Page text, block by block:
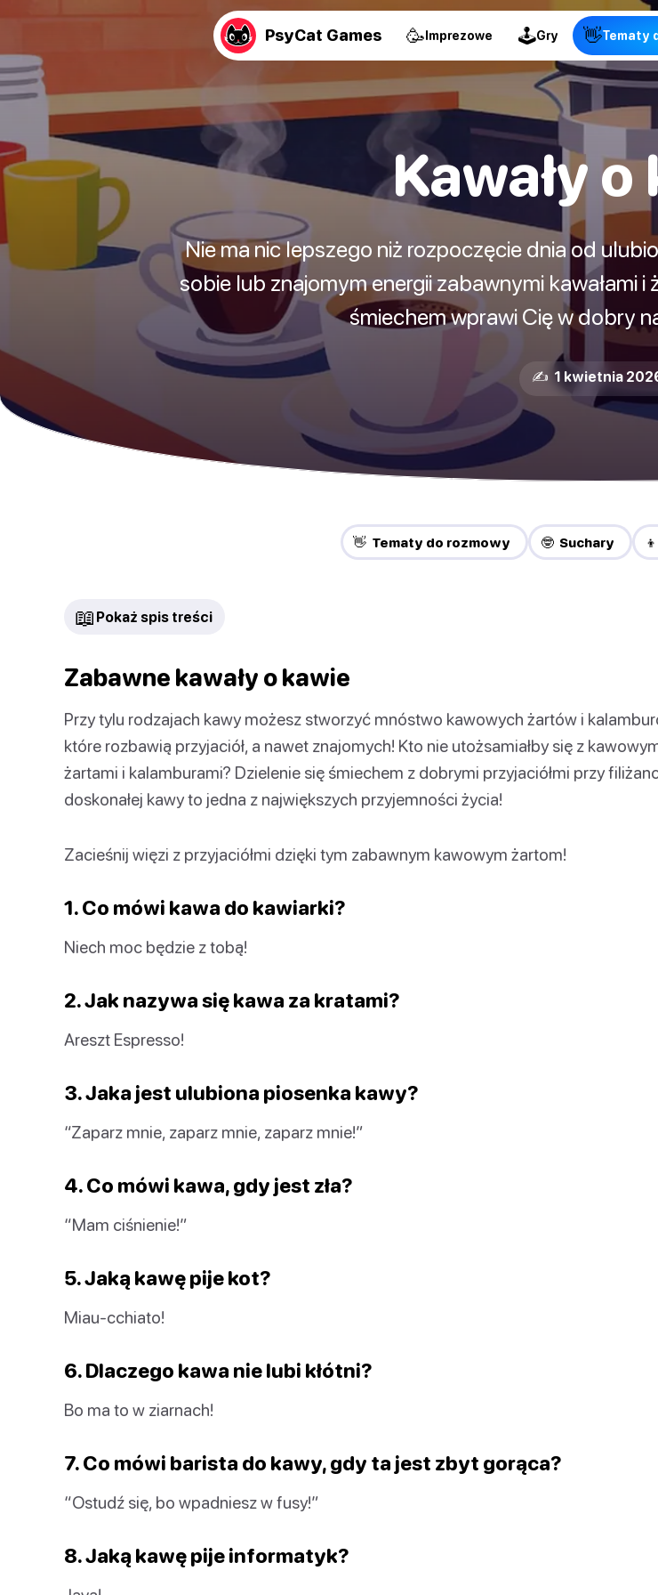
PsyCat Games 🥳Imprezowe 🕹Gry 👋Tematy
Kawały o
Nie ma nic lepszego niż rozpoczęcie dnia od
sobie lub znajomym energii zabawnymi kawałami
śmiechem wprawi Cię w dobry
✍️ 1 kwietnia
👋 Tematy do rozmowy 🤓 Suchary
📖 Pokaż spis treści
Zabawne kawały o kawie
Przy tylu rodzajach kawy możesz stworzyć mnóstwo kawowych żartów i
które rozbawią przyjaciół, a nawet znajomych! Kto nie utożsamiałby się z
żartami i kalamburami? Dzielenie się śmiechem z dobrymi przyjaciółmi przy
doskonałej kawy to jedna z największych przyjemności życia!
Zacieśnij więzi z przyjaciółmi dzięki tym zabawnym kawowym żartom!
1. Co mówi kawa do kawiarki?
Niech moc będzie z tobą!
2. Jak nazywa się kawa za kratami?
Areszt Espresso!
3. Jaka jest ulubiona piosenka kawy?
“Zaparz mnie, zaparz mnie, zaparz mnie!”
4. Co mówi kawa, gdy jest zła?
“Mam ciśnienie!”
5. Jaką kawę pije kot?
Miau-cchiato!
6. Dlaczego kawa nie lubi kłótni?
Bo ma to w ziarnach!
7. Co mówi barista do kawy, gdy ta jest zbyt gorąca?
“Ostudź się, bo wpadniesz w fusy!”
8. Jaką kawę pije informatyk?